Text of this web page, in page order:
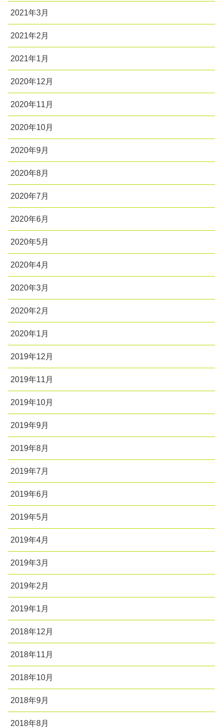
2021年3月
2021年2月
2021年1月
2020年12月
2020年11月
2020年10月
2020年9月
2020年8月
2020年7月
2020年6月
2020年5月
2020年4月
2020年3月
2020年2月
2020年1月
2019年12月
2019年11月
2019年10月
2019年9月
2019年8月
2019年7月
2019年6月
2019年5月
2019年4月
2019年3月
2019年2月
2019年1月
2018年12月
2018年11月
2018年10月
2018年9月
2018年8月